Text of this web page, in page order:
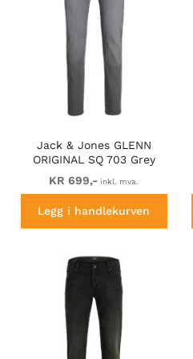
Jack & Jones GLENN
ORIGINAL SQ 703 Grey
Denim
KR 699,- inkl. mva.
Legg i handlekurven